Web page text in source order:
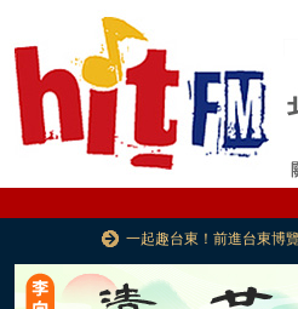
一起趣台東！前進台東博